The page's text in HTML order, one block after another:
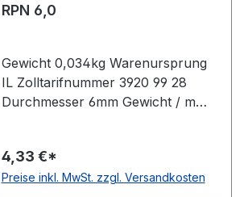
RPN 6,0
Gewicht 0,034kg Warenursprung
IL Zolltarifnummer 3920 99 28
Durchmesser 6mm Gewicht / m
Material Polyurethan Farbe grün
Rollenlänge 30,5 (außer Ø 2mm =
4,33 €*
Preise inkl. MwSt. zzgl. Versandkosten